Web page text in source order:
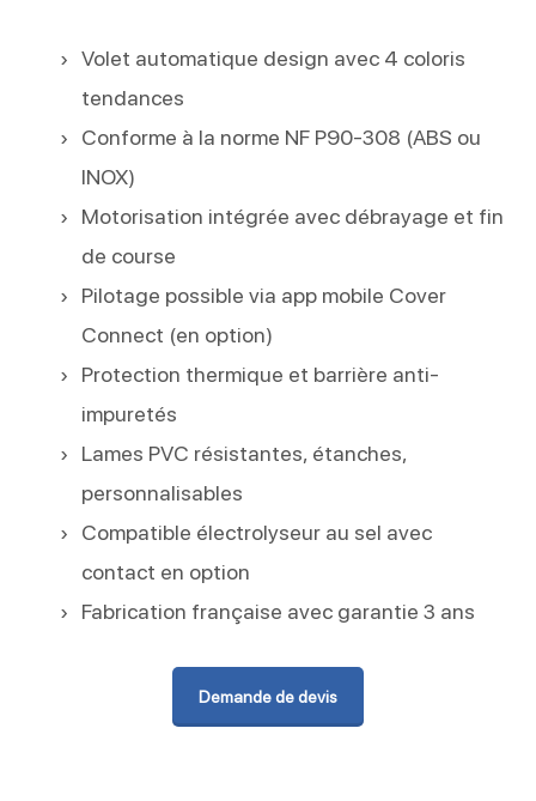
Volet automatique design avec 4 coloris
tendances
Conforme à la norme NF P90-308 (ABS ou
INOX)
Motorisation intégrée avec débrayage et fin
de course
Pilotage possible via app mobile Cover
Connect (en option)
Protection thermique et barrière anti-
impuretés
Lames PVC résistantes, étanches,
personnalisables
Compatible électrolyseur au sel avec
contact en option
Fabrication française avec garantie 3 ans
Demande de devis